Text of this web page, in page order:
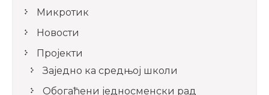
Микротик
Новости
Пројекти
Заједно ка средњој школи
Обогаћени једносменски рад